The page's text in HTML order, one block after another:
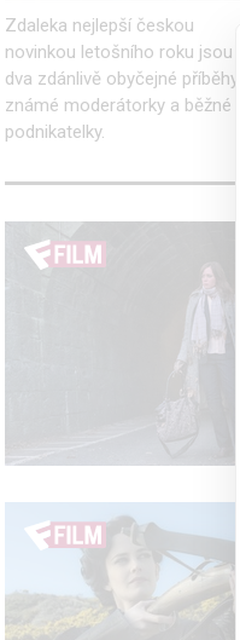
Zdaleka nejlepší českou
novinkou letošního roku jsou
dva zdánlivě obyčejné příběhy
známé moderátorky a běžné
podnikatelky.